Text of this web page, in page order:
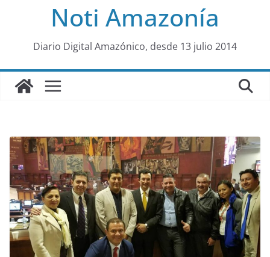
al
Noti Amazonía
Diario Digital Amazónico, desde 13 julio 2014